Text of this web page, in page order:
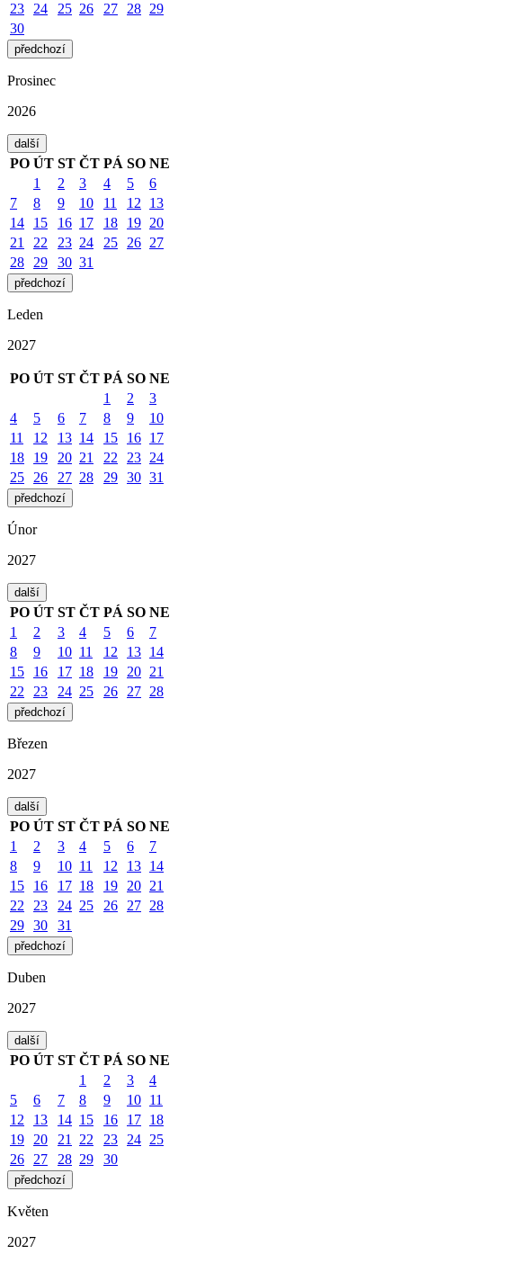
23 24 25 26 27 28 29
30
předchozí
Prosinec
2026
další
PO ÚT ST ČT PÁ SO NE
1
2 3 4 5
6
7
8 9 10 11 12 13
14
15 16 17 18 19 20
21
22 23 24 25 26 27
28 29 30 31
předchozí
Leden
2027
PO ÚT ST ČT PÁ SO NE
1
2
3
4
5 6 7 8 9
10
11
12 13 14 15 16 17
18
19 20 21 22 23 24
25 26 27 28 29 30 31
předchozí
Únor
2027
další
PO ÚT ST ČT PÁ SO NE
1
2 3 4 5 6
7
8
9 10 11 12 13 14
15
16 17 18 19 20 21
22 23 24 25 26 27 28
předchozí
Březen
2027
další
PO ÚT ST ČT PÁ SO NE
1
2 3 4 5 6
7
8
9 10 11 12 13 14
15
16 17 18 19 20 21
22 23 24 25 26 27 28
29 30 31
předchozí
Duben
2027
další
PO ÚT ST ČT PÁ SO NE
1
2 3
4
5
6 7 8 9 10 11
12
13 14 15 16 17 18
19 20 21 22 23 24 25
26 27 28 29 30
předchozí
Květen
2027